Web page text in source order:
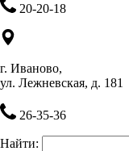
20-20-18
г. Иваново,
ул. Лежневская, д. 181
26-35-36
Найти: